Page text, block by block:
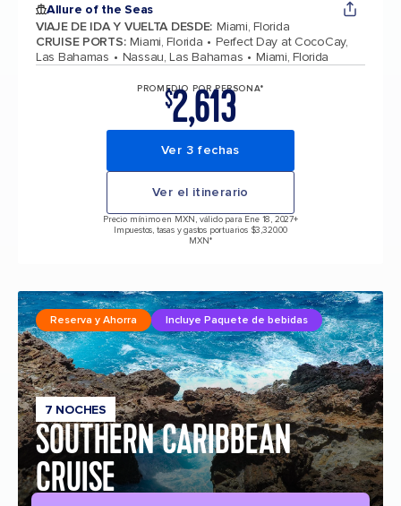
Allure of the Seas
VIAJE DE IDA Y VUELTA DESDE: Miami, Florida
CRUISE PORTS: Miami, Florida
Perfect Day at CocoCay,
Las Bahamas
Nassau, Las Bahamas Miami, Florida
PROMEDIO POR PERSONA*
$2,613
Ver 3 fechas
Ver el itinerario
Precio mínimo en MXN, válido para Ene 18, 2027+
Impuestos, tasas y gastos portuarios $3,320.00
MXN*
7 NOCHES
SOUTHERN CARIBBEAN
CRUISE
Reserva y Ahorra Incluye Paquete de bebidas